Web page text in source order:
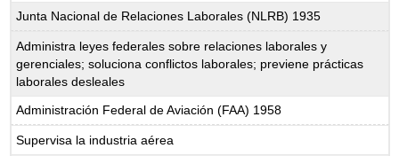
Junta Nacional de Relaciones Laborales (NLRB) 1935
Administra leyes federales sobre relaciones laborales y
gerenciales; soluciona conflictos laborales; previene prácticas
laborales desleales
Administración Federal de Aviación (FAA) 1958
Supervisa la industria aérea